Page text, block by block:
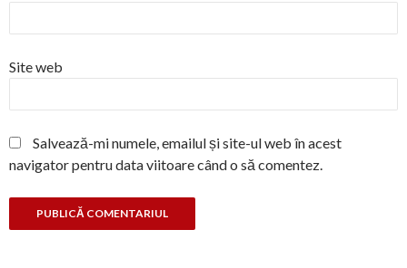
Site web
Salvează-mi numele, emailul și site-ul web în acest
navigator pentru data viitoare când o să comentez.